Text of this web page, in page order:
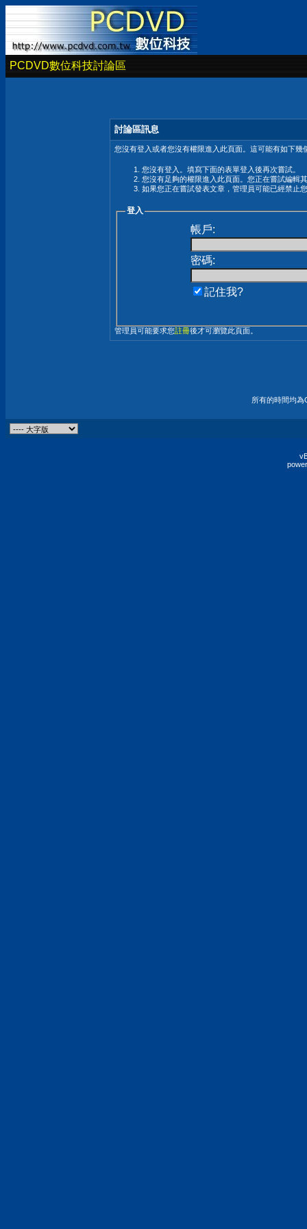
PCDVD數位科技討論區
討論區訊息
您沒有登入或者您沒有權限進入此頁面。這可能有如下幾
您沒有登入。填寫下面的表單登入後再次嘗試。
您沒有足夠的權限進入此頁面。您正在嘗試編輯
如果您正在嘗試發表文章，管理員可能已經禁止
登入
帳戶:
密碼:
記住我?
管理員可能要求您註冊後才可瀏覽此頁面。
所有的時間均為